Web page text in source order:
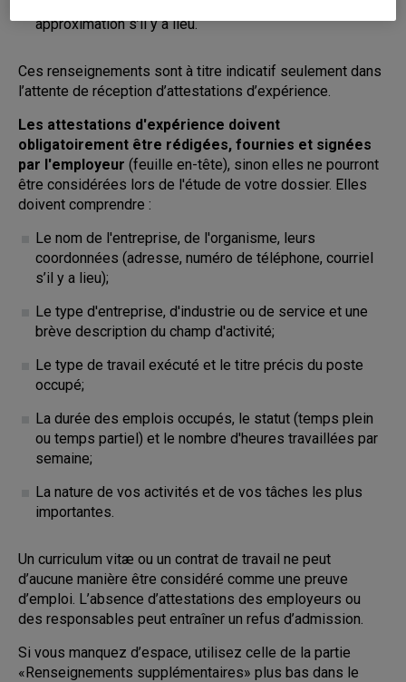
approximation s’il y a lieu.
Ces renseignements sont à titre indicatif seulement dans
l’attente de réception d’attestations d’expérience.
Les attestations d'expérience doivent
obligatoirement être rédigées, fournies et signées
par l'employeur (feuille en-tête), sinon elles ne pourront
être considérées lors de l'étude de votre dossier. Elles
doivent comprendre :
Le nom de l'entreprise, de l'organisme, leurs
coordonnées (adresse, numéro de téléphone, courriel
s’il y a lieu);
Le type d'entreprise, d'industrie ou de service et une
brève description du champ d'activité;
Le type de travail exécuté et le titre précis du poste
occupé;
La durée des emplois occupés, le statut (temps plein
ou temps partiel) et le nombre d'heures travaillées par
semaine;
La nature de vos activités et de vos tâches les plus
importantes.
Un curriculum vitæ ou un contrat de travail ne peut
d’aucune manière être considéré comme une preuve
d’emploi. L’absence d’attestations des employeurs ou
des responsables peut entraîner un refus d’admission.
Si vous manquez d’espace, utilisez celle de la partie
«Renseignements supplémentaires» plus bas dans le